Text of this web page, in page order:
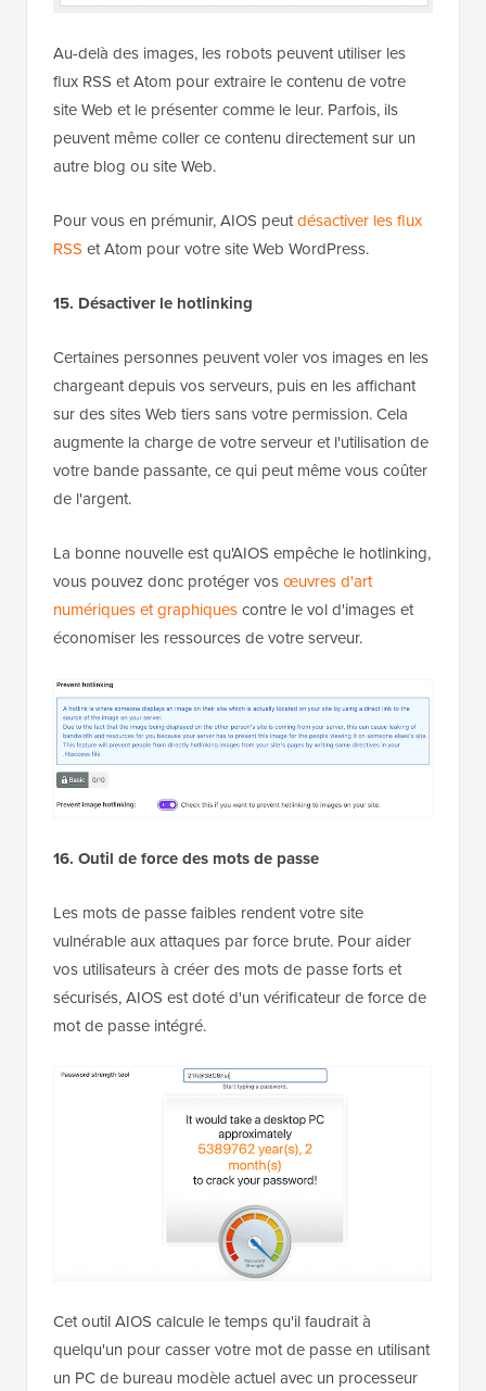
Au-delà des images, les robots peuvent utiliser les
flux RSS et Atom pour extraire le contenu de votre
site Web et le présenter comme le leur. Parfois, ils
peuvent même coller ce contenu directement sur un
autre blog ou site Web.
Pour vous en prémunir, AIOS peutdésactiver les flux
RSS et Atom pour votre site Web WordPress.
15. Désactiver le hotlinking
Certaines personnes peuvent voler vos images en les
chargeant depuis vos serveurs, puis en les affichant
sur des sites Web tiers sans votre permission. Cela
augmente la charge de votre serveur et l'utilisation de
votre bande passante, ce qui peut même vous coûter
de l'argent.
La bonne nouvelle est qu'AIOS empêche le hotlinking,
vous pouvez donc protéger vosœuvres d'art
numériques et graphiquescontre le vol d'images et
économiser les ressources de votre serveur.
16. Outil de force des mots de passe
Les mots de passe faibles rendent votre site
vulnérable aux attaques par force brute. Pour aider
vos utilisateurs à créer des mots de passe forts et
sécurisés, AIOS est doté d'un vérificateur de force de
mot de passe intégré.
Cet outil AIOS calcule le temps qu'il faudrait à
quelqu'un pour casser votre mot de passe en utilisant
un PC de bureau modèle actuel avec un processeur